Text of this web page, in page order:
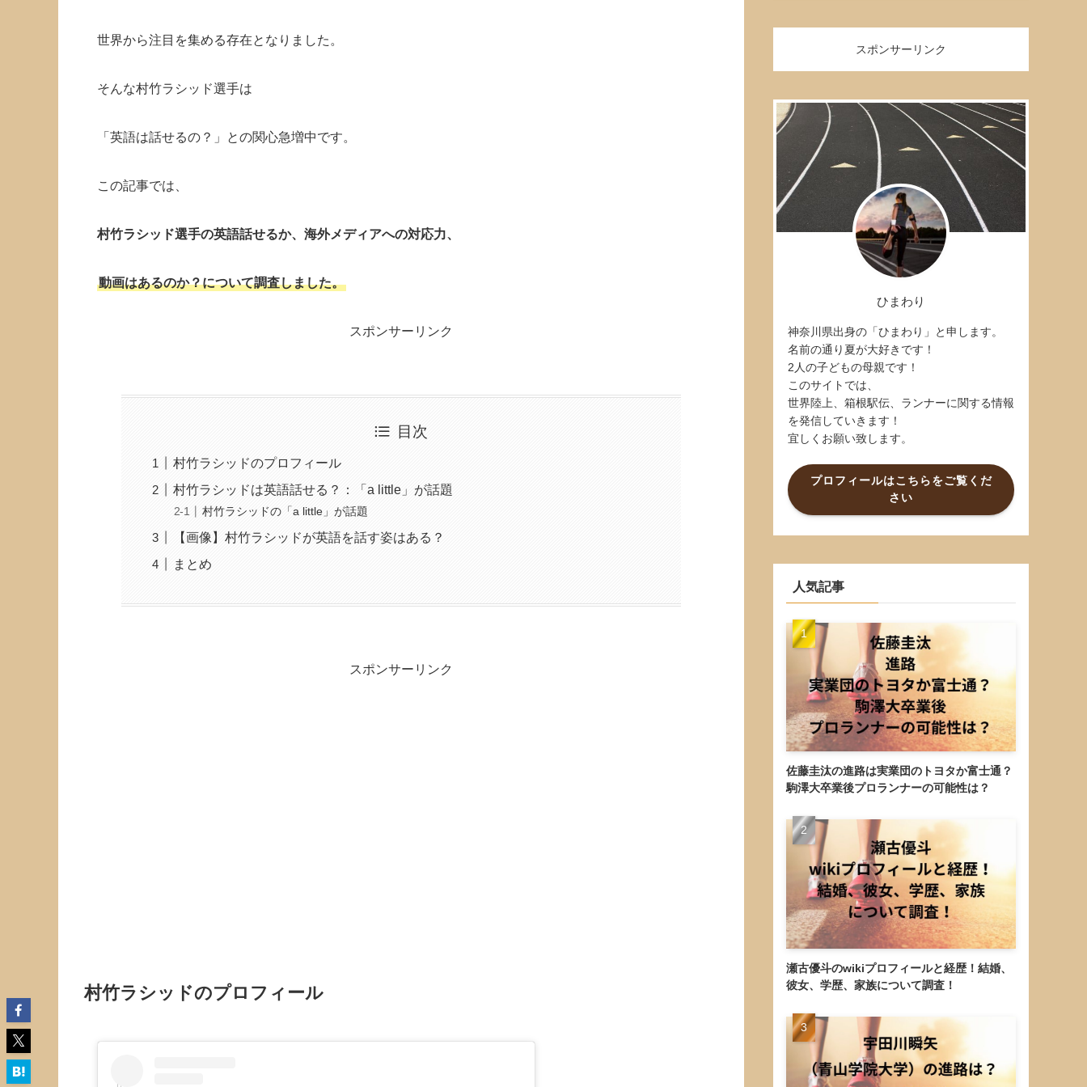
世界から注目を集める存在となりました。
そんな村竹ラシッド選手は
「英語は話せるの？」との関心急増中です。
この記事では、
村竹ラシッド選手の英語話せるか、海外メディアへの対応力、
動画はあるのか？について調査しました。
スポンサーリンク
目次
村竹ラシッドのプロフィール
村竹ラシッドは英語話せる？：「a little」が話題
村竹ラシッドの「a little」が話題
【画像】村竹ラシッドが英語を話す姿はある？
まとめ
スポンサーリンク
村竹ラシッドのプロフィール
スポンサーリンク
ひまわり
神奈川県出身の「ひまわり」と申します。
名前の通り夏が大好きです！
2人の子どもの母親です！
このサイトでは、
世界陸上、箱根駅伝、ランナーに関する情報
を発信していきます！
宜しくお願い致します。
プロフィールはこちらをご覧くだ
さい
人気記事
佐藤圭汰の進路は実業団のトヨタか富士通？
駒澤大卒業後プロランナーの可能性は？
瀬古優斗のwikiプロフィールと経歴！結婚、
彼女、学歴、家族について調査！